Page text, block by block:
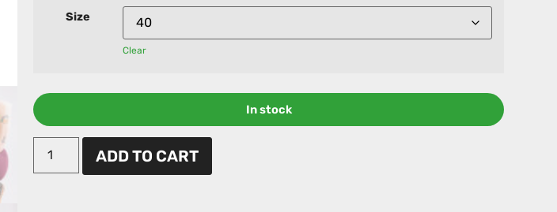
Size
Clear
In stock
ADD TO CART